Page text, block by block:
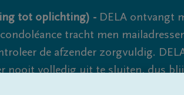
tot oplichting) - DELA ontvangt
tracht men
de afzender zorgvuldig.
nooit volledig uit te sluiten, dus